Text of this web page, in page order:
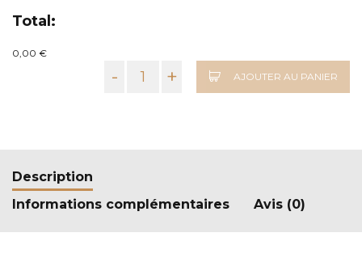
Total:
0,00 €
- + AJOUTER AU PANIER
Description
Informations complémentaires
Avis (0)